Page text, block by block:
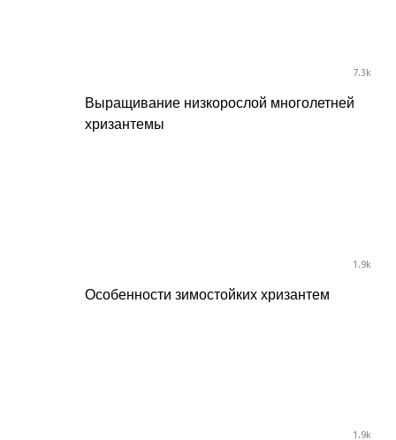
7.3k
Выращивание низкорослой многолетней
хризантемы
1.9k
Особенности зимостойких хризантем
1.9k